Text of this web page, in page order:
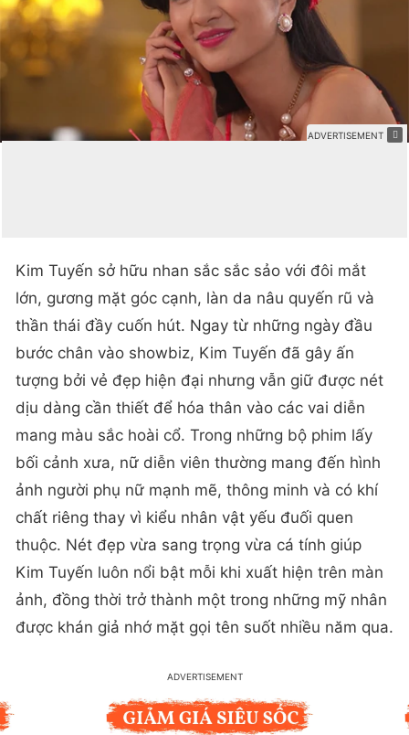
Kim Tuyến sở hữu nhan sắc sắc sảo với đôi mắt
lớn, gương mặt góc cạnh, làn da nâu quyến rũ và
thần thái đầy cuốn hút. Ngay từ những ngày đầu
bước chân vào showbiz, Kim Tuyến đã gây ấn
tượng bởi vẻ đẹp hiện đại nhưng vẫn giữ được nét
dịu dàng cần thiết để hóa thân vào các vai diễn
mang màu sắc hoài cổ. Trong những bộ phim lấy
bối cảnh xưa, nữ diễn viên thường mang đến hình
ảnh người phụ nữ mạnh mẽ, thông minh và có khí
chất riêng thay vì kiểu nhân vật yếu đuối quen
thuộc. Nét đẹp vừa sang trọng vừa cá tính giúp
Kim Tuyến luôn nổi bật mỗi khi xuất hiện trên màn
ảnh, đồng thời trở thành một trong những mỹ nhân
được khán giả nhớ mặt gọi tên suốt nhiều năm qua.